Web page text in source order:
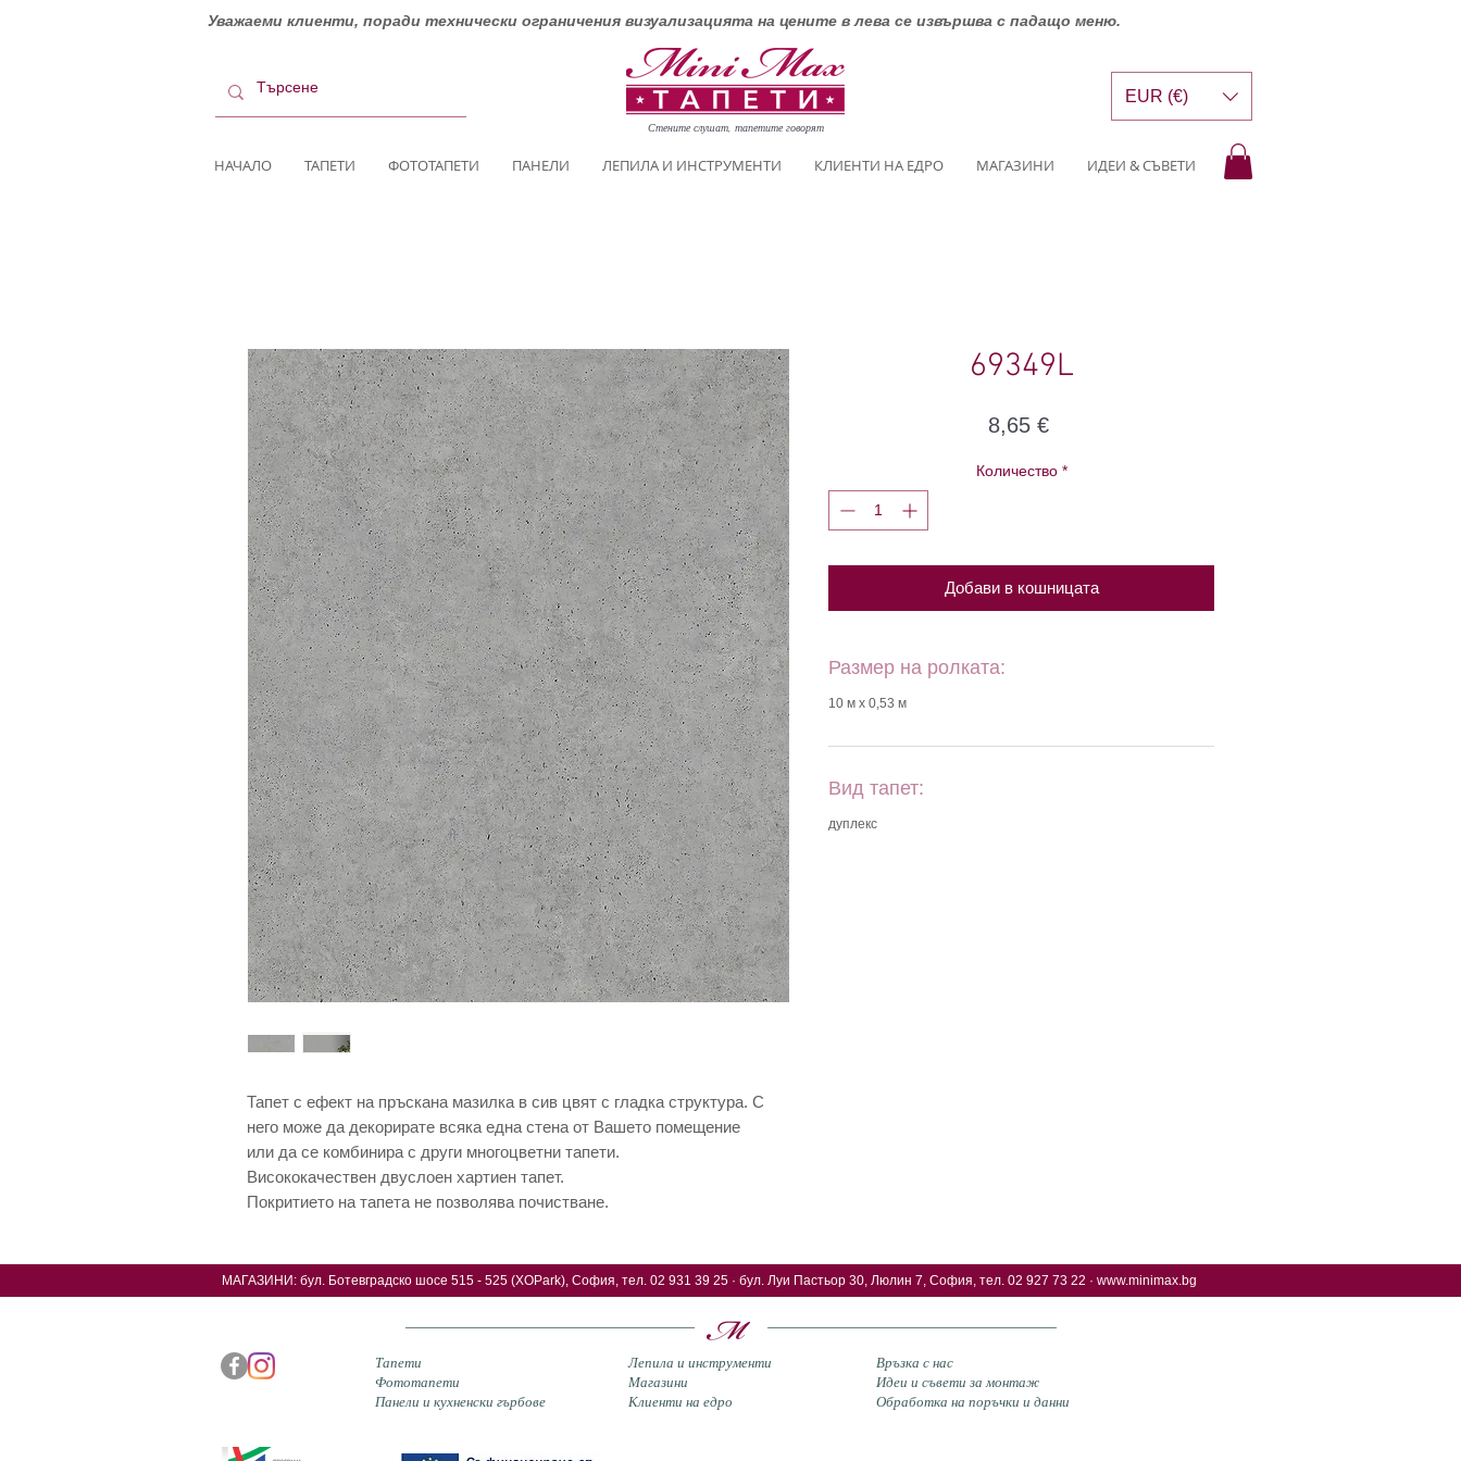
Уважаеми клиенти, поради технически ограничения визуализацията на цените в лева се извършва с падащо меню.
Стените слушат, тапетите говорят
НАЧАЛО ТАПЕТИ ФОТОТАПЕТИ ПАНЕЛИ ЛЕПИЛА И ИНСТРУМЕНТИ КЛИЕНТИ НА ЕДРО МАГАЗИНИ ИДЕИ & СЪВЕТИ
EUR (€)
Тапет с ефект на пръскана мазилка в сив цвят с гладка структура. С
него може да декорирате всяка една стена от Вашето помещение
или да се комбинира с други многоцветни тапети.
Висококачествен двуслоен хартиен тапет.
Покритието на тапета не позволява почистване.
69349L
8,65 €Цена
Количество *
Добави в кошницата
Размер на ролката:
10 м х 0,53 м
Вид тапет:
дуплекс
МАГАЗИНИ: бул. Ботевградско шосе 515 - 525 (XOPark), София, тел. 02 931 39 25 · бул. Луи Пастьор 30, Люлин 7, София, тел. 02 927 73 22 · www.minimax.bg
Тапети
Фототапети
Панели и кухненски гърбове
Лепила и инструменти
Магазини
Клиенти на едро
Връзка с нас
Идеи и съвети за монтаж
Обработка на поръчки и данни